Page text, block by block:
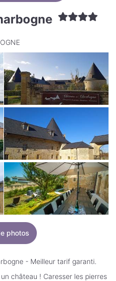
photos
- Meilleur tarif garanti.
château ! Caresser les pierres